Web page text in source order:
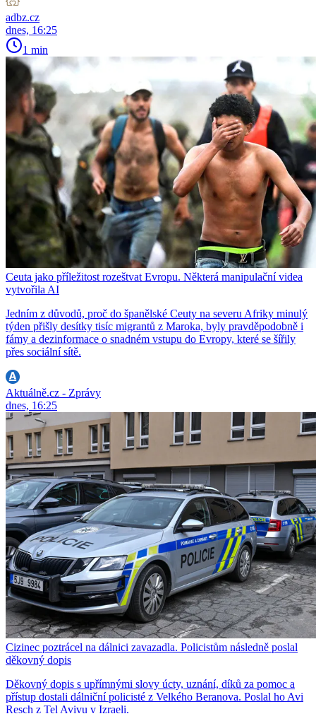
adbz.cz
dnes, 16:25
1 min
Ceuta jako příležitost rozeštvat Evropu. Některá manipulační videa
vytvořila AI
Jedním z důvodů, proč do španělské Ceuty na severu Afriky minulý
týden přišly desítky tisíc migrantů z Maroka, byly pravděpodobně i
fámy a dezinformace o snadném vstupu do Evropy, které se šířily
přes sociální sítě.
Aktuálně.cz - Zprávy
dnes, 16:25
Cizinec poztrácel na dálnici zavazadla. Policistům následně poslal
děkovný dopis
Děkovný dopis s upřímnými slovy úcty, uznání, díků za pomoc a
přístup dostali dálniční policisté z Velkého Beranova. Poslal ho Avi
Resch z Tel Avivu v Izraeli.